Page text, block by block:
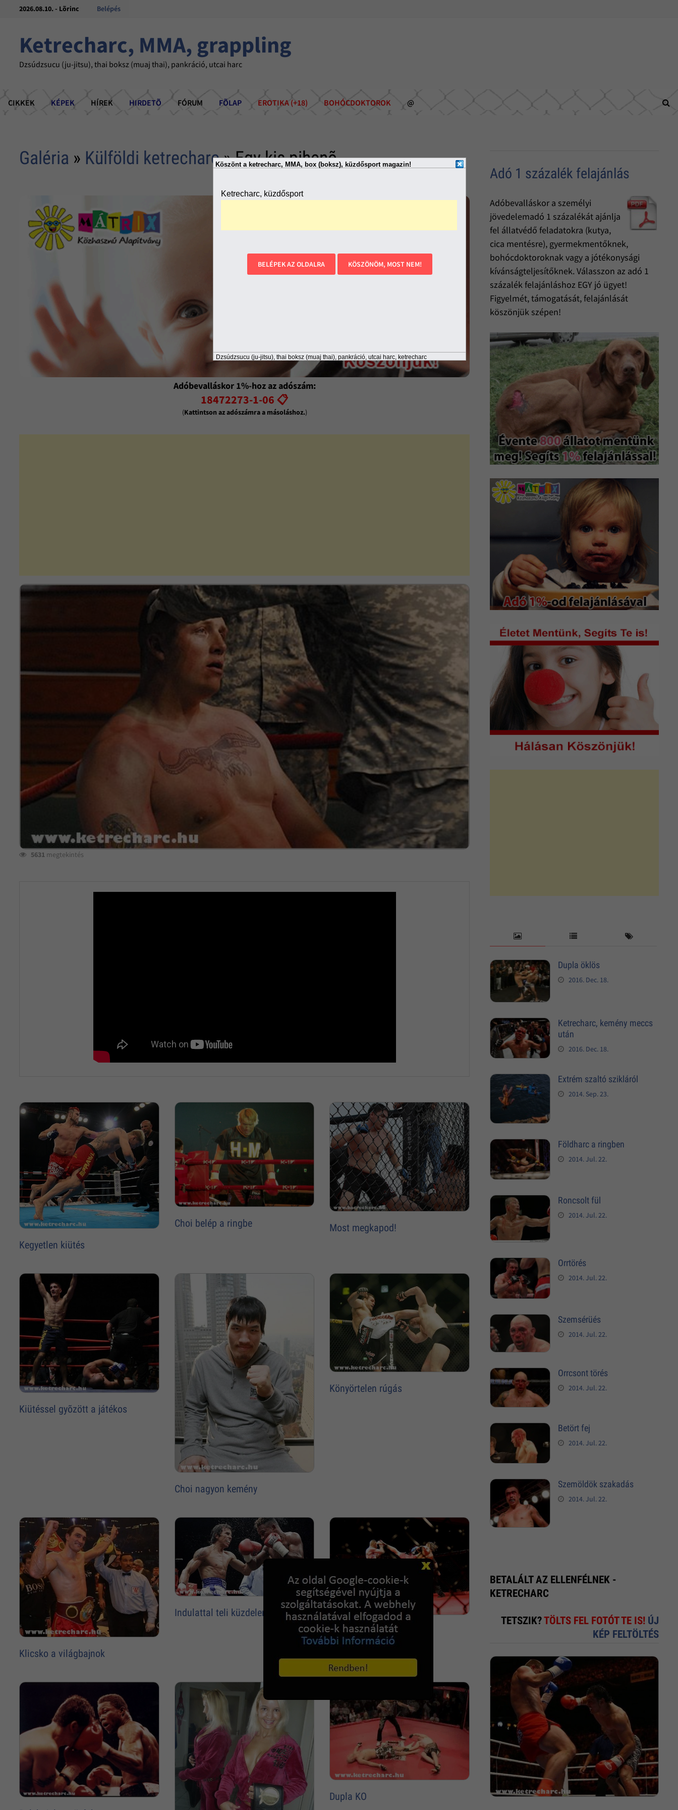
Köszönt a ketrecharc, MMA, box (boksz), küzdősport magazin!
Ketrecharc, küzdősport
BELÉPEK AZ OLDALRA KÖSZÖNÖM, MOST NEM!
Dzsúdzsucu (ju-jitsu), thai boksz (muaj thai), pankráció, utcai harc, ketrecharc
2026.08.10. - Lõrinc Belépés
Ketrecharc, MMA, grappling
Dzsúdzsucu (ju-jitsu), thai boksz (muaj thai), pankráció, utcai harc
CIKKEK KÉPEK HÍREK HIRDETÕ FÓRUM FÕLAP EROTIKA (+18) BOHÓCDOKTOROK @
Galéria » Külföldi ketrecharc» Egy kis pihenõ
Adóbevalláskor 1%-hoz az adószám:
18472273-1-06 📋
(Kattintson az adószámra a másoláshoz.)
5631 megtekintés
Kegyetlen kiütés
Choi belép a ringbe Most megkapod!
Kiütéssel gyõzött a játékos
Choi nagyon kemény
Könyörtelen rúgás
Klicsko a világbajnok
Indulattal teli küzdelem
Kivédte a fejrugást
Dupla KO
Adó 1 százalék felajánlás
Adóbevalláskor a személyi
jövedelemadó 1 százalékát ajánlja
fel állatvédő feladatokra (kutya,
cica mentésre), gyermekmentőknek,
bohócdoktoroknak vagy a jótékonysági
kívánságteljesítőknek. Válasszon az adó 1
százalék felajánláshoz EGY jó ügyet!
Figyelmét, támogatását, felajánlását
köszönjük szépen!
Dupla öklös
2016. Dec. 18.
Ketrecharc, kemény meccs
után
2016. Dec. 18.
Extrém szaltó szikláról
2014. Sep. 23.
Földharc a ringben
2014. Jul. 22.
Roncsolt fül
2014. Jul. 22.
Orrtörés
2014. Jul. 22.
Szemsérüés
2014. Jul. 22.
Orrcsont törés
2014. Jul. 22.
Betört fej
2014. Jul. 22.
Szemöldök szakadás
2014. Jul. 22.
BETALÁLT AZ ELLENFÉLNEK -
KETRECHARC
TETSZIK?TÖLTS FEL FOTÓT TE IS! ÚJ
KÉP FELTÖLTÉS